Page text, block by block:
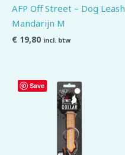
AFP Off Street – Dog Leash
Mandarijn M
€ 19,80 incl. btw
Save